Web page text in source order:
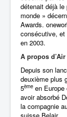
détenait déjà le
monde »
Awards.
consécutive, et
en 2003.
A propos
Depuis son
deuxième plus
5ème en
avoir absorbé
la compagnie